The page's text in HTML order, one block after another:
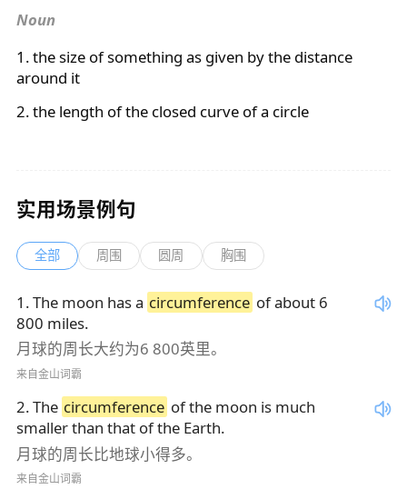
Noun
1. the size of something as given by the distance
around it
2. the length of the closed curve of a circle
实用场景例句
全部 周围 圆周 胸围
1 .The moon has a circumference of about 6
800 miles.
月球的周长大约为6 800英里。
来自金山词霸
2.The circumference of the moon is much
smaller than that of the Earth.
月球的周长比地球小得多。
来自金山词霸